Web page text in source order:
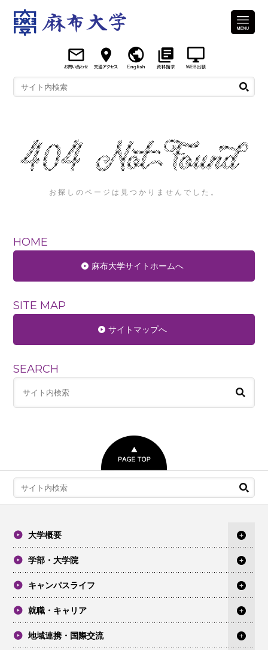
お探しのページは見つかりませんでした。
HOME
麻布大学サイトホームへ
SITE MAP
サイトマップへ
SEARCH
大学概要
学部・大学院
キャンパスライフ
就職・キャリア
地域連携・国際交流